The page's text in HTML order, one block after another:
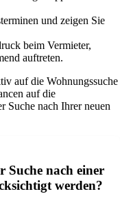
und zeigen Sie
beim Vermieter,
auftreten.
auf die Wohnungssuche
auf die
Suche nach Ihrer neuen
Suche nach einer
werden?